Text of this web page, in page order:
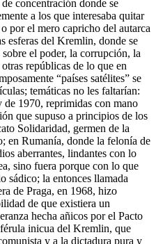
concentración donde se
a los que interesaba quitar
por el mero capricho del autarca
esferas del Kremlin, donde se
el poder, la corrupción, la
repúblicas de lo que en
“países satélites” se
temáticas no les faltarían:
de 1970, reprimidas con mano
que supuso a principios de los
Solidaridad, germen de la
en Rumanía, donde la felonía de
aberrantes, lindantes con lo
sino fuera porque con lo que
sádico; la entonces llamada
de Praga, en 1968, hizo
de que existiera un
hecha añicos por el Pacto
inicua del Kremlin, que
y a la dictadura pura y